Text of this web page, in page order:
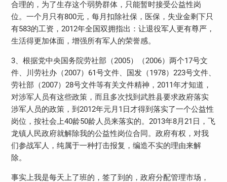
合理的，为了生存这个弱势群体，只能暂时接受公益性岗
位。一个月只有800元，每月扣除社保，医保，失业金剩下只
有583的工资， 2012年全国双拥指出：让退役军人更有尊严，
生活得更加体面，增强所有军人的荣誉感。
3、根据党中央国务院劳社部（2005）（2006）两个17号文
件、川劳社办（2007） 61号文件、国发（1978） 223号文件、
劳社部（2007） 28号文件等有关文件精神， 2011年才知道，
对涉军人员有这些政策，而且多次找到武胜县要求政府落实
涉军人员的政策，到 2012年元月 1 日才得到落实了一个公益性
岗位，按社会上40龄50龄人员来落实的。 2013年8月 21 日，飞
龙镇人民政府就解除我的公益性岗位合同。政府有权，对我
们参战军人，纯属于一种打击报复，编造不实的理由来解
除。
事实上我是每天上了班的，签了到的，政府分配管理市场，